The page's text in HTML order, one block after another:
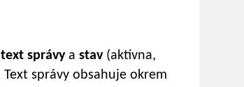
text správya stav(aktívna,
správy obsahuje okrem